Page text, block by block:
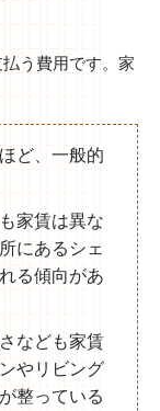
う費用です。家
ど、一般的
家賃は異な
にあるシェ
る傾向があ
なども家賃
やリビング
整っている